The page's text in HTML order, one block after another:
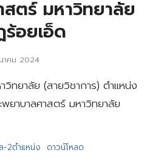
ตร์ มหาวิทยาลัย
ร้อยเอ็ด
าคม 2024
ทยาลัย (สายวิชาการ) ตำแหน่ง
าบาลศาสตร์ มหาวิทยาลัย
-2ตำแหน่ง ดาวน์โหลด